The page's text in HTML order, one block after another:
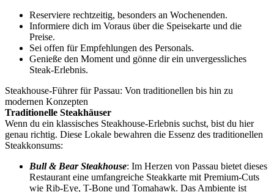
Reserviere rechtzeitig, besonders an Wochenenden.
Informiere dich im Voraus über die Speisekarte und die
Preise.
Sei offen für Empfehlungen des Personals.
Genieße den Moment und gönne dir ein unvergessliches
Steak-Erlebnis.
Steakhouse-Führer für Passau: Von traditionellen bis hin zu
modernen Konzepten
Traditionelle Steakhäuser
Wenn du ein klassisches Steakhouse-Erlebnis suchst, bist du hier
genau richtig. Diese Lokale bewahren die Essenz des traditionellen
Steakkonsums:
Bull & Bear Steakhouse: Im Herzen von Passau bietet dieses
Restaurant eine umfangreiche Steakkarte mit Premium-Cuts
wie Rib-Eye, T-Bone und Tomahawk. Das Ambiente ist